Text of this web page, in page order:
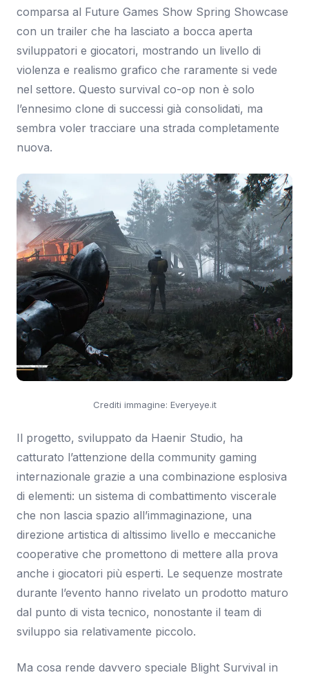
comparsa al Future Games Show Spring Showcase
con un trailer che ha lasciato a bocca aperta
sviluppatori e giocatori, mostrando un livello di
violenza e realismo grafico che raramente si vede
nel settore. Questo survival co-op non è solo
l’ennesimo clone di successi già consolidati, ma
sembra voler tracciare una strada completamente
nuova.
Crediti immagine: Everyeye.it
Il progetto, sviluppato da Haenir Studio, ha
catturato l’attenzione della community gaming
internazionale grazie a una combinazione esplosiva
di elementi: un sistema di combattimento viscerale
che non lascia spazio all’immaginazione, una
direzione artistica di altissimo livello e meccaniche
cooperative che promettono di mettere alla prova
anche i giocatori più esperti. Le sequenze mostrate
durante l’evento hanno rivelato un prodotto maturo
dal punto di vista tecnico, nonostante il team di
sviluppo sia relativamente piccolo.
Ma cosa rende davvero speciale Blight Survival in